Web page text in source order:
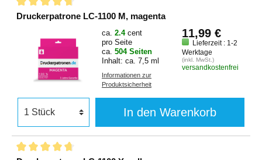
Druckerpatrone LC-1100 M, magenta
ca. 2.4 cent
pro Seite
ca. 504 Seiten
Inhalt: ca. 7,5 ml
Informationen zur
Produktsicherheit
11,99 €
Lieferzeit : 1-2
Werktage
(inkl. MwSt.)
versandkostenfrei
In den Warenkorb